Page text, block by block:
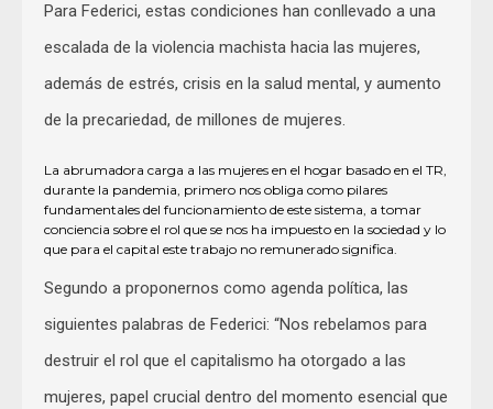
Para Federici, estas condiciones han conllevado a una
escalada de la violencia machista hacia las mujeres,
además de estrés, crisis en la salud mental, y aumento
de la precariedad, de millones de mujeres.
La abrumadora carga a las mujeres en el hogar basado en el TR,
durante la pandemia, primero nos obliga como pilares
fundamentales del funcionamiento de este sistema, a tomar
conciencia sobre el rol que se nos ha impuesto en la sociedad y lo
que para el capital este trabajo no remunerado significa.
Segundo a proponernos como agenda política, las
siguientes palabras de Federici: “Nos rebelamos para
destruir el rol que el capitalismo ha otorgado a las
mujeres, papel crucial dentro del momento esencial que